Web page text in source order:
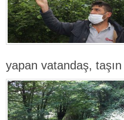
yapan vatandaş,